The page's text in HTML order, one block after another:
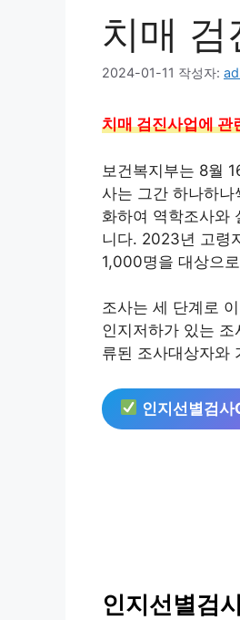
치매 검
2024-01-11 작성자:
치매 검진사업에 관
보건복지부는 8월
사는 그간 하나하
화하여 역학조사와
니다. 2023년 고령
1,000명을 대상으
조사는 세 단계로
인지저하가 있는
류된 조사대상자와
인지선별검사
인지선별검